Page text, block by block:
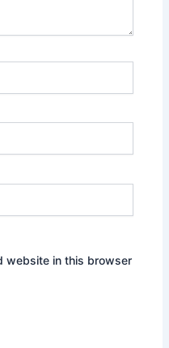
website in this browser